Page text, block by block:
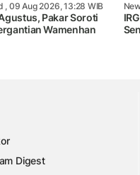
, 09 Aug 2026, 13:28 WIB
Pakar Soroti
Wamenhan
Digest